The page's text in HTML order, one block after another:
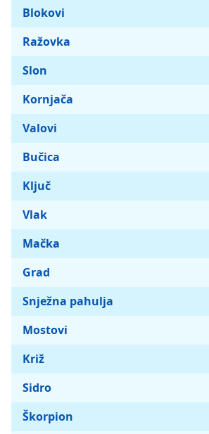
Blokovi
Ražovka
Slon
Kornjača
Valovi
Bučica
Ključ
Vlak
Mačka
Grad
Snježna pahulja
Mostovi
Križ
Sidro
Škorpion